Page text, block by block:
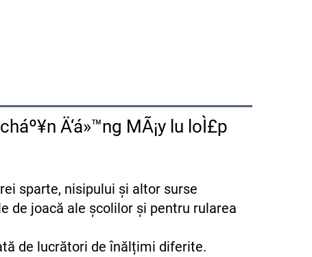
Ä‘á»™ng MÃ¡y lu loÌ£p
sparte, nisipului și altor surse
de joacă ale școlilor și pentru rularea